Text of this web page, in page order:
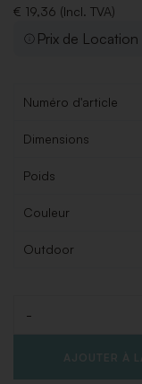
€ 19,36 (Incl. TVA)
Prix de
Numéro d'article
Dimensions
Poids
Couleur
Outdoor
-
AJOUTER À